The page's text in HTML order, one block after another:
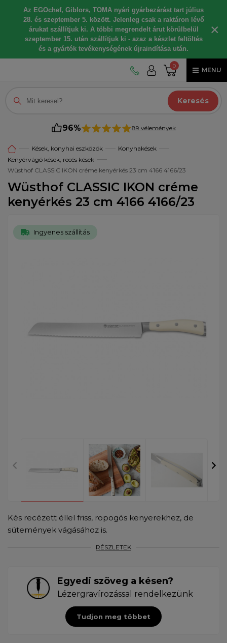
Az EGOchef, Giblors, TOMA nyári gyárbezárást tart július
28. és szeptember 5. között. Jelenleg csak a raktáron lévő
árukat szállítjuk ki. A többi megrendelt árut körülbelül
szeptember 15. után szállítjuk ki - azaz a készlet feltöltés
és a gyártók tevékenységének újraindítása után.
×
0
MENU
Keresés
96% 89 vélemények
Kések, konyhai eszközök
Konyhakések
Kenyérvágó kések, recés kések
Wüsthof CLASSIC IKON créme kenyérkés 23 cm 4166 4166/23
Wüsthof CLASSIC IKON créme
kenyérkés 23 cm 4166 4166/23
Ingyenes szállítás
Kés recézett éllel friss, ropogós kenyerekhez, de
sütemények vágásához is.
RÉSZLETEK
Egyedi szöveg a késen?
Lézergravírozással rendelkezünk
Tudjon meg többet